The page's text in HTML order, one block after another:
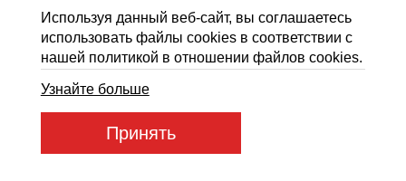
Артикул товара: RS-G100C8,5/2,5J230G1¼
Используя данный веб-сайт, вы соглашаетесь
использовать файлы cookies в соответствии с
нашей политикой в отношении файлов cookies.
Узнайте больше
Принять